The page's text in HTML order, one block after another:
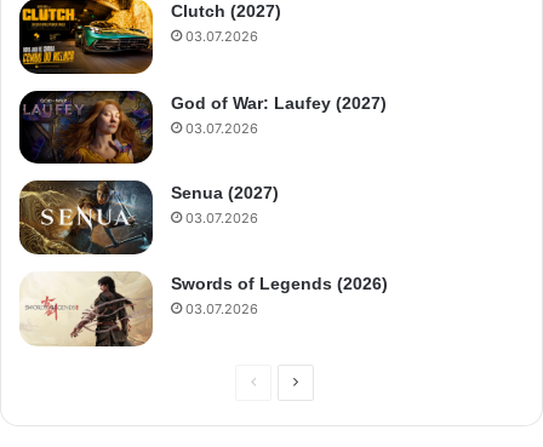
Clutch (2027)
03.07.2026
God of War: Laufey (2027)
03.07.2026
Senua (2027)
03.07.2026
Swords of Legends (2026)
03.07.2026